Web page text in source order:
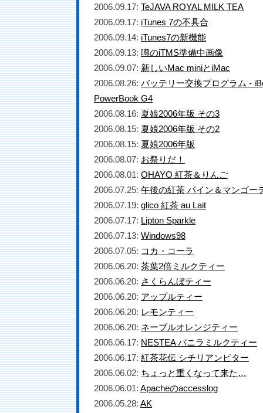
2006.09.17: TeJAVA ROYAL MILK TEA
2006.09.17: iTunes 7の不具合
2006.09.14: iTunes7の新機能
2006.09.13: 噂のiTMS準備中画像
2006.09.07: 新しいMac miniとiMac
2006.08.26: バッテリー交換プログラム -
PowerBook G4
2006.08.16: 夏娘2006年版 その3
2006.08.15: 夏娘2006年版 その2
2006.08.15: 夏娘2006年版
2006.08.07: お祭りだ！
2006.08.01: OHAYO 紅茶＆りんご
2006.07.25: 午後の紅茶 パイン＆マンゴー
2006.07.19: glico 紅茶 au Lait
2006.07.17: Lipton Sparkle
2006.07.13: Windows98
2006.07.05: コカ・コーラ
2006.06.20: 茶葉2倍ミルクティー
2006.06.20: さくらんぼティー
2006.06.20: アップルティー
2006.06.20: レモンティー
2006.06.20: ネーブルオレンジティー
2006.06.17: NESTEA バニラミルクティー
2006.06.17: 紅茶花伝 シチリアンビター
2006.06.02: ちょっと重くなって来た…
2006.06.01: Apacheのaccesslog
2006.05.28: AK